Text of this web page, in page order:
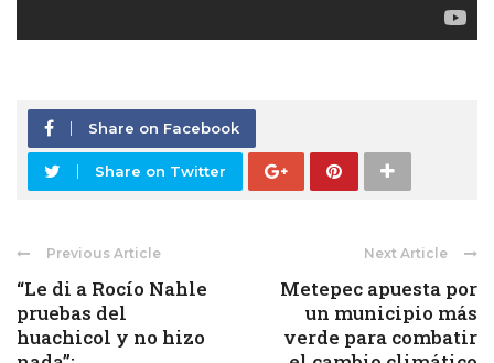
Share on Facebook
Share on Twitter
Previous Article
“Le di a Rocío Nahle
pruebas del
huachicol y no hizo
Next Article
Metepec apuesta por
un municipio más
verde para combatir